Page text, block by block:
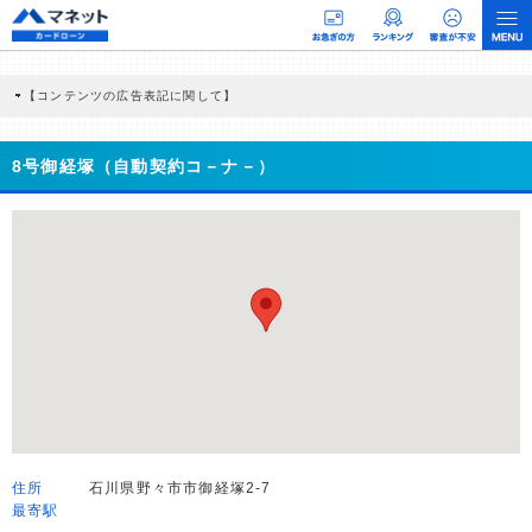
【コンテンツの広告表記に関して】
商品を根拠なくPRするものではなく、当編集部の調査／ユーザーへの口コミ収集な
どに基づき、公平性を担保した情報提供を行っています。
>提携企業一覧
8号御経塚（自動契約コ－ナ－）
住所
石川県野々市市御経塚2-7
最寄駅